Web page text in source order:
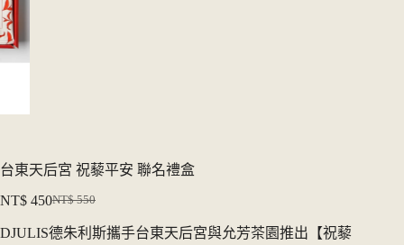
台東天后宮 祝藜平安 聯名禮盒
NT$550
始
NT$ 450
前
DJULIS德朱利斯攜手台東天后宮與允芳茶園推出【祝藜